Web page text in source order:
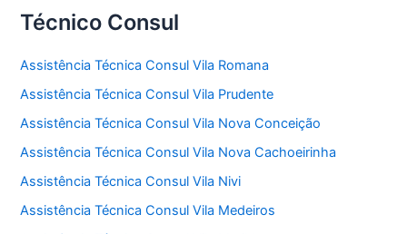
Técnico Consul
Assistência Técnica Consul Vila Romana
Assistência Técnica Consul Vila Prudente
Assistência Técnica Consul Vila Nova Conceição
Assistência Técnica Consul Vila Nova Cachoeirinha
Assistência Técnica Consul Vila Nivi
Assistência Técnica Consul Vila Medeiros